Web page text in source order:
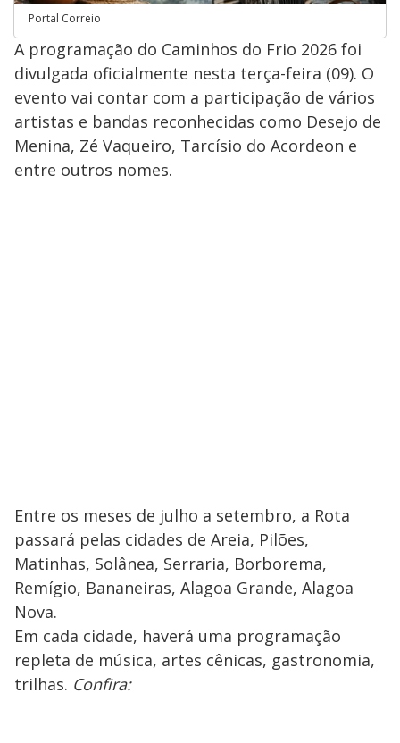
Portal Correio
A programação do Caminhos do Frio 2026 foi
divulgada oficialmente nesta terça-feira (09). O
evento vai contar com a participação de vários
artistas e bandas reconhecidas como Desejo de
Menina, Zé Vaqueiro, Tarcísio do Acordeon e
entre outros nomes.
Entre os meses de julho a setembro, a Rota
passará pelas cidades de Areia, Pilões,
Matinhas, Solânea, Serraria, Borborema,
Remígio, Bananeiras, Alagoa Grande, Alagoa
Nova.
Em cada cidade, haverá uma programação
repleta de música, artes cênicas, gastronomia,
trilhas. Confira: